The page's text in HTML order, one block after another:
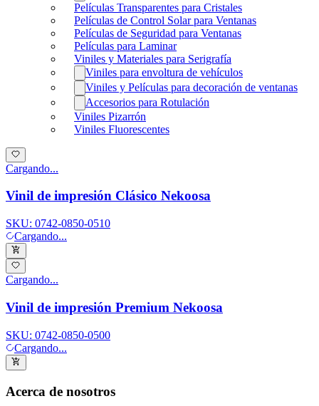
Películas Transparentes para Cristales
Películas de Control Solar para Ventanas
Películas de Seguridad para Ventanas
Películas para Laminar
Viniles y Materiales para Serigrafía
Viniles para envoltura de vehículos
Viniles y Películas para decoración de ventanas
Accesorios para Rotulación
Viniles Pizarrón
Viniles Fluorescentes
Cargando...
Vinil de impresión Clásico Nekoosa
SKU: 0742-0850-0510
Cargando...
Cargando...
Vinil de impresión Premium Nekoosa
SKU: 0742-0850-0500
Cargando...
Acerca de nosotros